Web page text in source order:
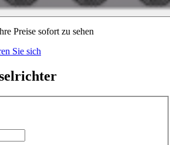
Preise sofort zu sehen
Sie sich